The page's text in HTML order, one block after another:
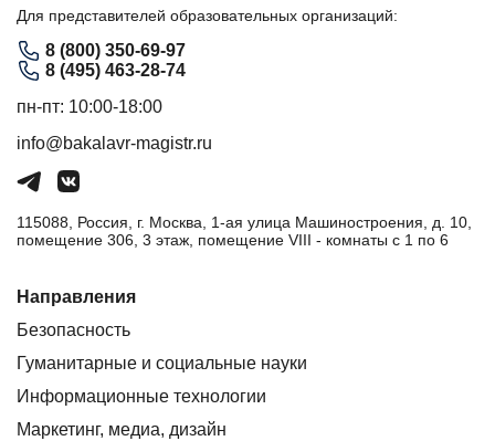
Для представителей образовательных организаций:
8 (800) 350-69-97
8 (495) 463-28-74
пн-пт: 10:00-18:00
info@bakalavr-magistr.ru
115088, Россия, г. Москва, 1-ая улица Машиностроения, д. 10,
помещение 306, 3 этаж, помещение VIII - комнаты с 1 по 6
Направления
Безопасность
Гуманитарные и социальные науки
Информационные технологии
Маркетинг, медиа, дизайн